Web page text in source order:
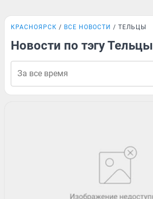
КРАСНОЯРСК ВСЕ НОВОСТИ ТЕЛЬЦЫ
Новости по тэгу Тельцы